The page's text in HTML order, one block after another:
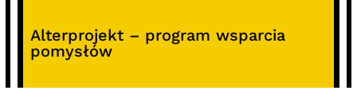
Alterprojekt – program wsparcia
pomysłów